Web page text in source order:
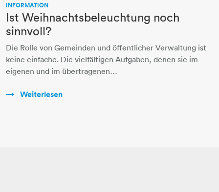
INFORMATION
Ist Weihnachtsbeleuchtung noch
sinnvoll?
Die Rolle von Gemeinden und öffentlicher Verwaltung ist
keine einfache. Die vielfältigen Aufgaben, denen sie im
eigenen und im übertragenen…
Weiterlesen